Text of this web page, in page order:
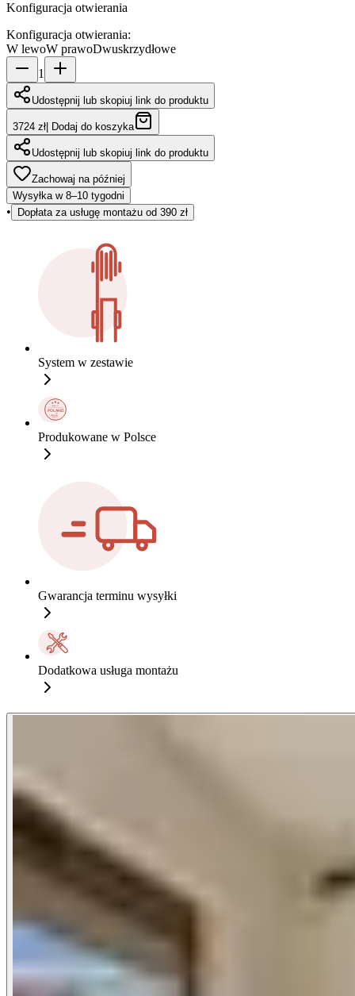
Konfiguracja otwierania
Konfiguracja otwierania:
W lewoW prawoDwuskrzydłowe
1
Udostępnij lub skopiuj link do produktu
3724 zł Dodaj do koszyka
Udostępnij lub skopiuj link do produktu
Zachowaj na później
Wysyłka w 8–10 tygodni
• Dopłata za usługę montażu od 390 zł
System w zestawie
Produkowane w Polsce
Gwarancja terminu wysyłki
Dodatkowa usługa montażu